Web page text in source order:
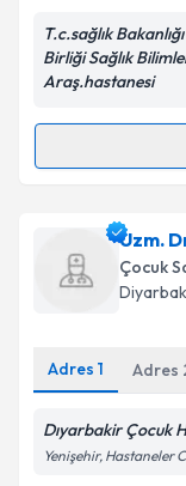
Kişisel
Metni'ni
T.c.sağlık
Birliği Sağlık
Araş.hastanesi
Randevu
Uzm. Dr.
talebi
için bir takvim
Uzm.
Çocuk
Adres 1 Adres
Dıyarbakir Çocuk
Yenişehir, Hastaneler